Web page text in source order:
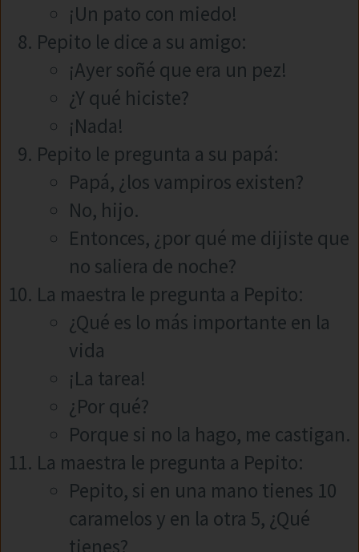
¡Un pato con miedo!
Pepito le dice a su amigo:
¡Ayer soñé que era un pez!
¿Y qué hiciste?
¡Nada!
Pepito le pregunta a su papá:
Papá, ¿los vampiros existen?
No, hijo.
Entonces, ¿por qué me dijiste que
no saliera de noche?
La maestra le pregunta a Pepito:
¿Qué es lo más importante en la
vida
¡La tarea!
¿Por qué?
Porque si no la hago, me castigan.
La maestra le pregunta a Pepito:
Pepito, si en una mano tienes 10
caramelos y en la otra 5, ¿Qué
tienes?